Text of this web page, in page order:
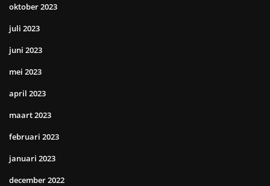
oktober 2023
juli 2023
juni 2023
mei 2023
april 2023
maart 2023
februari 2023
januari 2023
december 2022